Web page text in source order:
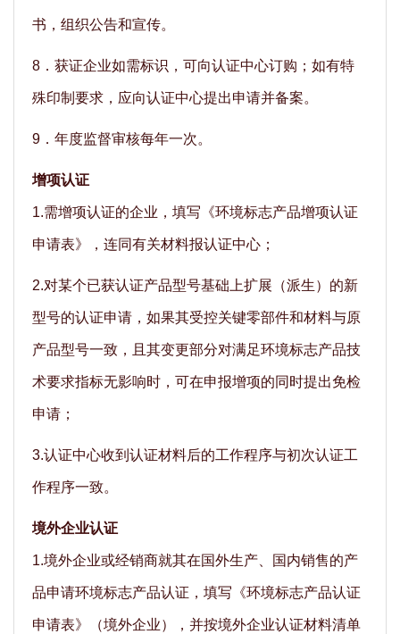
书，组织公告和宣传。
8．获证企业如需标识，可向认证中心订购；如有特
殊印制要求，应向认证中心提出申请并备案。
9．年度监督审核每年一次。
增项认证
1.需增项认证的企业，填写《环境标志产品增项认证
申请表》，连同有关材料报认证中心；
2.对某个已获认证产品型号基础上扩展（派生）的新
型号的认证申请，如果其受控关键零部件和材料与原
产品型号一致，且其变更部分对满足环境标志产品技
术要求指标无影响时，可在申报增项的同时提出免检
申请；
3.认证中心收到认证材料后的工作程序与初次认证工
作程序一致。
境外企业认证
1.境外企业或经销商就其在国外生产、国内销售的产
品申请环境标志产品认证，填写《环境标志产品认证
申请表》（境外企业），并按境外企业认证材料清单